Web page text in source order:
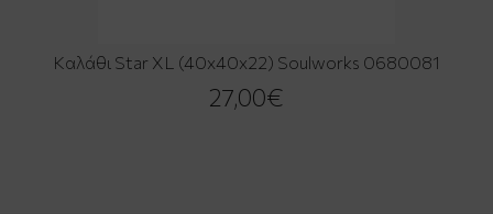
Καλάθι Star XL (40x40x22) Soulworks 0680081
27,00€